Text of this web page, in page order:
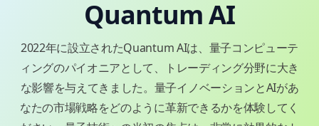
Quantum AI
2022年に設立されたQuantum AIは、量子コンピューテ
ィングのパイオニアとして、トレーディング分野に大き
な影響を与えてきました。量子イノベーションとAIがあ
なたの市場戦略をどのように革新できるかを体験してく